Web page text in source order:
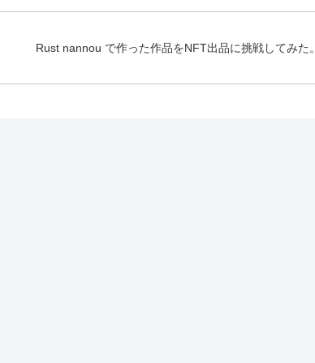
Rust nannou で作った作品をNFT出品に挑戦してみた。